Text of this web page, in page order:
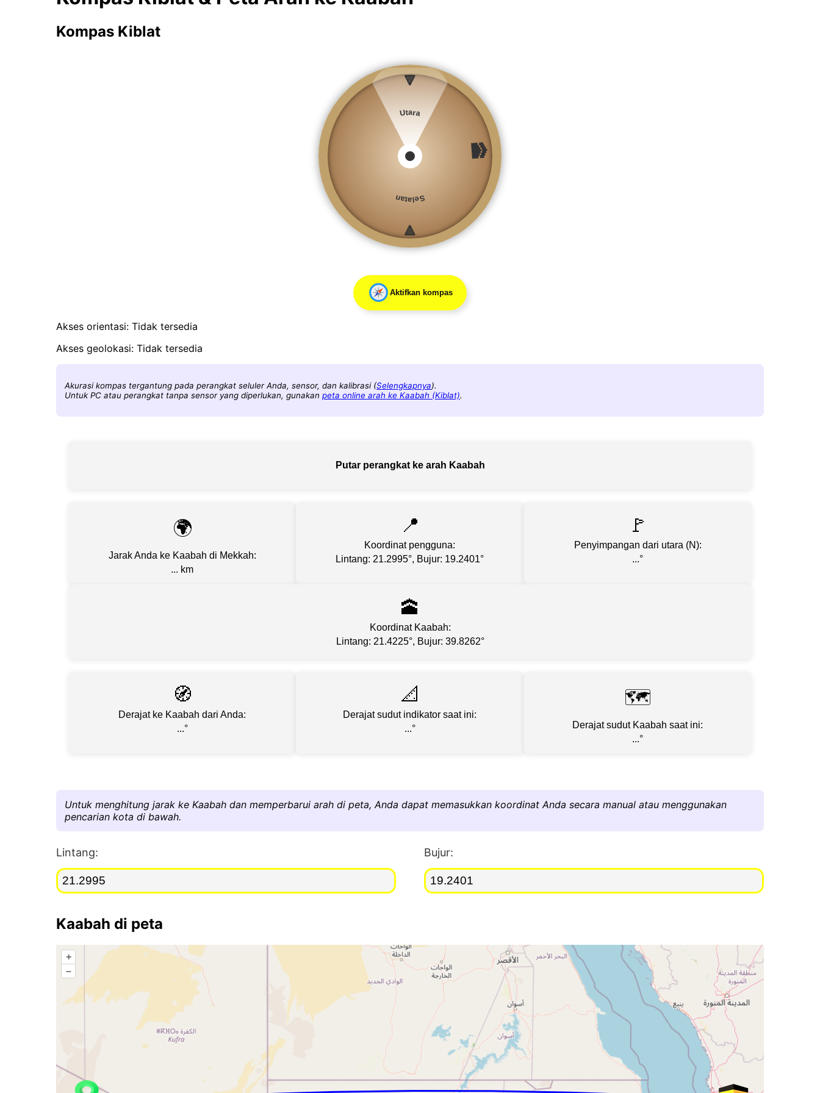
Kompas Kiblat
🔻
🔺
🕋
Utara
Selatan
Aktifkan kompas
Akses orientasi: Tidak tersedia
Akses geolokasi: Tidak tersedia
Akurasi kompas tergantung pada perangkat seluler Anda, sensor, dan kalibrasi (Selengkapnya).
Untuk PC atau perangkat tanpa sensor yang diperlukan, gunakan peta online arah ke Kaabah (Kiblat).
Putar perangkat ke arah Kaabah
🌍
Jarak Anda ke Kaabah di Mekkah:
... km
📍
Koordinat pengguna:
Lintang: 21.2995°, Bujur: 19.2401°
🚩
Penyimpangan dari utara (N):
...°
🕋
Koordinat Kaabah:
Lintang: 21.4225°, Bujur: 39.8262°
🧭
Derajat ke Kaabah dari Anda:
...°
📐
Derajat sudut indikator saat ini:
...°
🗺
Derajat sudut Kaabah saat ini:
...°
Untuk menghitung jarak ke Kaabah dan memperbarui arah di peta, Anda dapat memasukkan koordinat Anda secara manual atau menggunakan
pencarian kota di bawah.
Lintang: Bujur:
Kaabah di peta
+
–